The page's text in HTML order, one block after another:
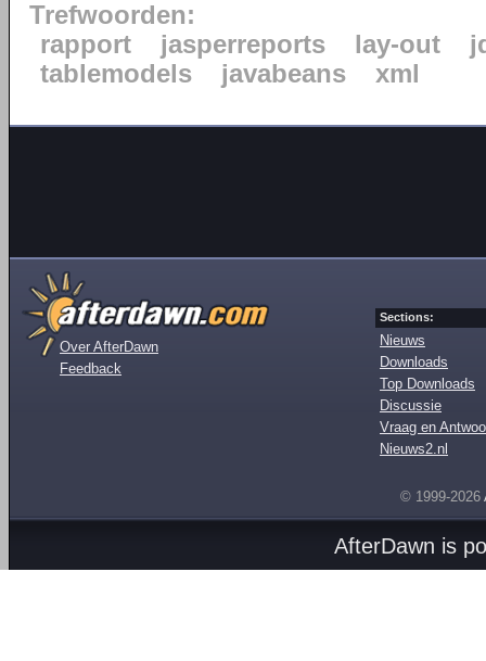
Trefwoorden:
rapport
jasperreports lay-out
tablemodels
javabeans xml
Over AfterDawn
Feedback
Sections:
Nieuws
Downloads
Top Downloads
Discussie
Vraag en
Nieuws2.nl
© 1999-2026
AfterDawn is